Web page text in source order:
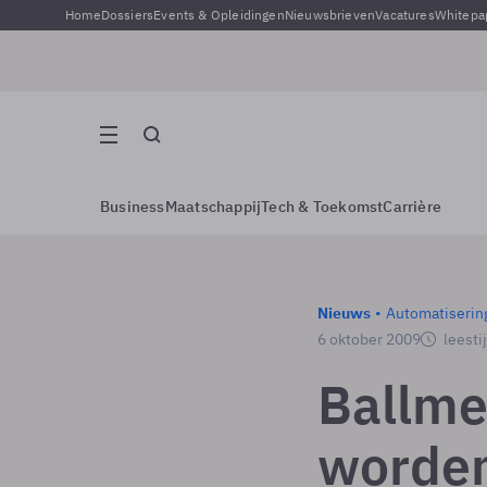
HomeDossiersEvents & OpleidingenNieuwsbrievenVacatures
BusinessMaatschappijTech & ToekomstCarrière
Nieuws
6 oktober 2009